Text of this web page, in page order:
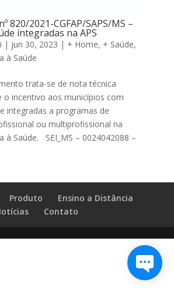
820/2021-CGFAP/SAPS/MS –
integradas na APS
| jun 30, 2023 | + Home, + Saúde,
à Saúde
trata-se de nota técnica
o incentivo aos municípios com
integradas a programas de
ou multiprofissional na
à Saúde. SEI_MS – 0024042088 –
Produto
Ensino a Distância
Contato